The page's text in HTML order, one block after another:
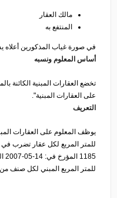
مالك العقار
المنتفع به
في صورة غياب المذكورين أعلاه
أساس المعلوم ونسبه
تخضع العقارات المبنية الكائنة
على العقارات المبنية".
التعريف
للمتر المربع لكل عقار تضرب في
للمتر المربع المبني لكل صنف